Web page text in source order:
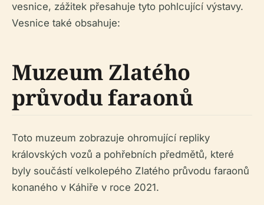
vesnice, zážitek přesahuje tyto pohlcující výstavy.
Vesnice také obsahuje:
Muzeum Zlatého
průvodu faraonů
Toto muzeum zobrazuje ohromující repliky
královských vozů a pohřebních předmětů, které
byly součástí velkolepého Zlatého průvodu faraonů
konaného v Káhiře v roce 2021.